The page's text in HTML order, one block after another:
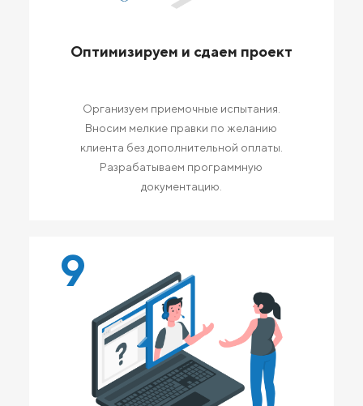
Оптимизируем и сдаем проект
Организуем приемочные испытания.
Вносим мелкие правки по желанию
клиента без дополнительной оплаты.
Разрабатываем программную
документацию.
9